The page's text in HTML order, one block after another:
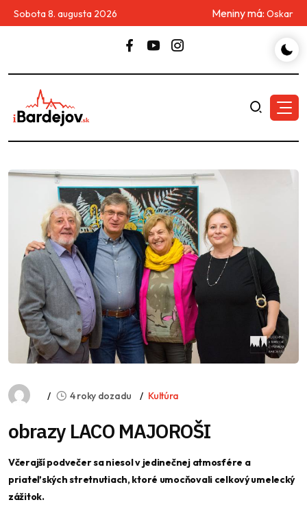
Sobota 8. augusta 2026 Meniny má: Oskar
4 roky dozadu Kultúra
obrazy LACO MAJOROŠI
Včerajší podvečer sa niesol v jedinečnej atmosfére a
priateľských stretnutiach, ktoré umocňovali celkový umelecký
zážitok.